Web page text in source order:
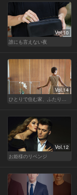
Vol.10
誰にも言えない夜
Vol.14
Vol.12
お姫様のリベンジ